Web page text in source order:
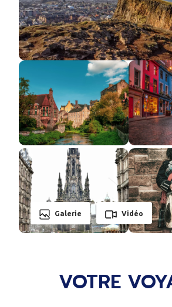
Galerie Vidéo
VOTRE